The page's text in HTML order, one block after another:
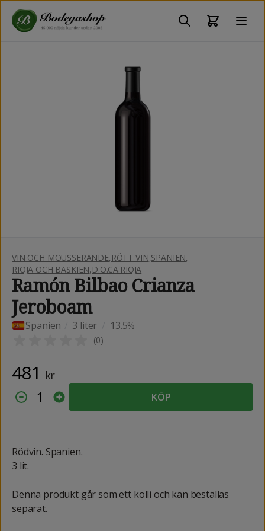
VIN OCH MOUSSERANDE,RÖTT VIN,SPANIEN,
RIOJA OCH BASKIEN,D.O.CA.RIOJA
Ramón Bilbao Crianza
Jeroboam
Spanien 3 liter 13.5%
(0)
481 kr
1 KÖP
Rödvin. Spanien.
3 lit.
Denna produkt går som ett kolli och kan beställas
separat.